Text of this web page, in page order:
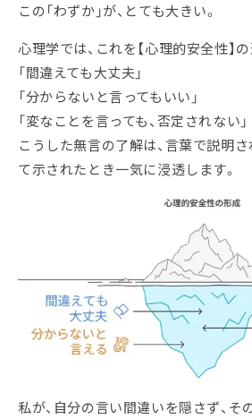
この「わずか」が、とても大きい。
心理学では、これを【心理的安全性】
「間違えても大丈夫」
「分からないと言ってもいい」
「変なことを言っても、否定されない」
こうした無言の了解は、言葉で説明
て示されたとき一気に浸透します。
私が、自分の言い間違いを隠さず、そ